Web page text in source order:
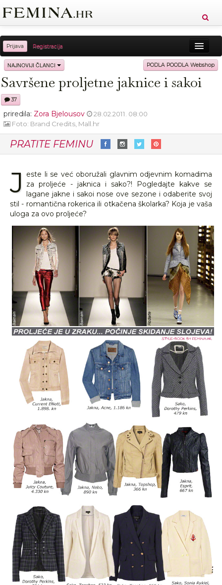
Prijava Registracija
Sreća Zdravlje Vitkost
Moda Ljubav Relax Putovanja Recepti
NAJNOVIJI ČLANCI PODLA POODLA Webshop
Savršene proljetne jaknice i sakoi
37
priredila: Zora Bjelousov
28.02.2011. 08:00
Foto: Brand Credits, Mall.hr
PRATITE FEMINU
J este li se već oboružali glavnim odjevnim komadima
za proljeće - jaknica i sako?! Pogledajte kakve se
lagane jakne i sakoi nose ove sezone i odaberite svoj
stil - romantična rokerica ili otkačena školarka? Koja je vaša
uloga za ovo proljeće?